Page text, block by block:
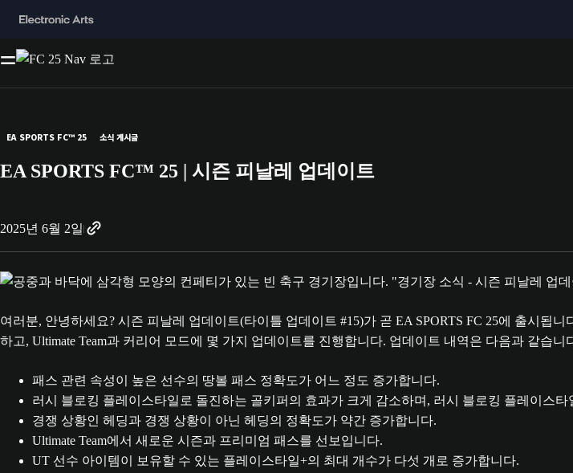
EA SPORTS FC™ 25 소식 게시글
EA SPORTS FC™ 25 | 시즌 피날레 업데이트
2025년 6월 2일
여러분, 안녕하세요? 시즌 피날레 업데이트(타이틀 업데이트 #15)가 곧 EA SPORTS FC 25에 출시
하고, Ultimate Team과 커리어 모드에 몇 가지 업데이트를 진행합니다. 업데이트 내역은 다음과 같습니
패스 관련 속성이 높은 선수의 땅볼 패스 정확도가 어느 정도 증가합니다.
러시 블로킹 플레이스타일로 돌진하는 골키퍼의 효과가 크게 감소하며, 러시 블로킹 플레이스
경쟁 상황인 헤딩과 경쟁 상황이 아닌 헤딩의 정확도가 약간 증가합니다.
Ultimate Team에서 새로운 시즌과 프리미엄 패스를 선보입니다.
UT 선수 아이템이 보유할 수 있는 플레이스타일+의 최대 개수가 다섯 개로 증가합니다.